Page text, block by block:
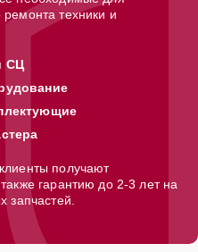
техники и
СЦ
получают
гарантию до 2-3 лет на
запчастей.